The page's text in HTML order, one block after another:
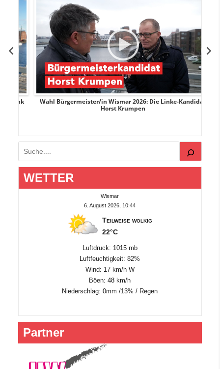
Wahl Bürgermeister/in Wismar 2026: Die Linke-Kandidat
Horst Krumpen
Suchen
WETTER
Wismar
6. August 2026, 10:44
Teilweise wolkig
22°C
Luftdruck: 1015 mb
Luftfeuchtigkeit: 82%
Wind: 17 km/h W
Böen: 48 km/h
Niederschlag:0mm /13% / Regen
Partner